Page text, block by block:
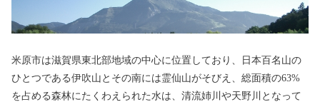
米原市は滋賀県東北部地域の中心に位置しており、日本百名山の
ひとつである伊吹山とその南には霊仙山がそびえ、総面積の63%
を占める森林にたくわえられた水は、清流姉川や天野川となって